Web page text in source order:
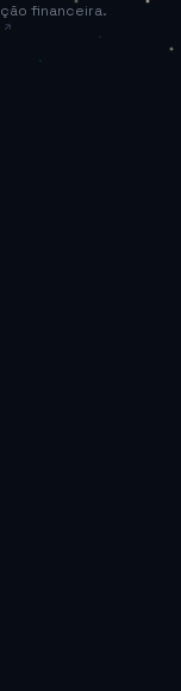
financeira.